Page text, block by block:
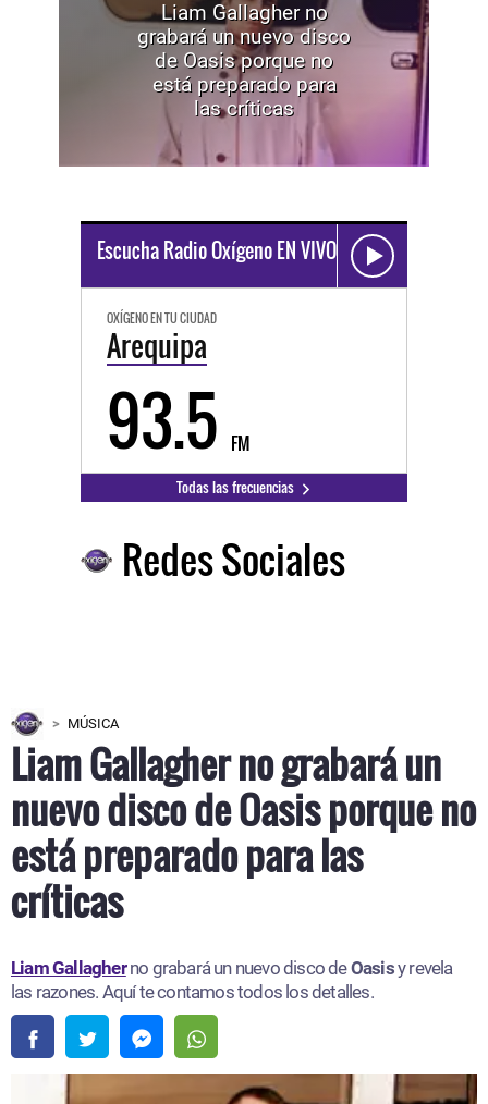
Liam Gallagher no
grabará un nuevo disco
de Oasis porque no
está preparado para
las críticas
Escucha Radio Oxígeno EN VIVO
OXÍGENO EN TU CIUDAD
Arequipa
93.5 FM
Todas las frecuencias
Redes Sociales
MÚSICA
Liam Gallagher no grabará un
nuevo disco de Oasis porque no
está preparado para las
críticas
Liam Gallagherno grabará un nuevo disco deOasisy revela
las razones. Aquí te contamos todos los detalles.